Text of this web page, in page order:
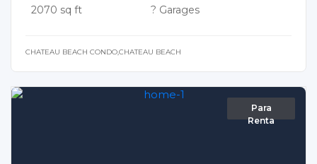
2070 sq ft ? Garages
CHATEAU BEACH CONDO,CHATEAU BEACH
Para
Renta